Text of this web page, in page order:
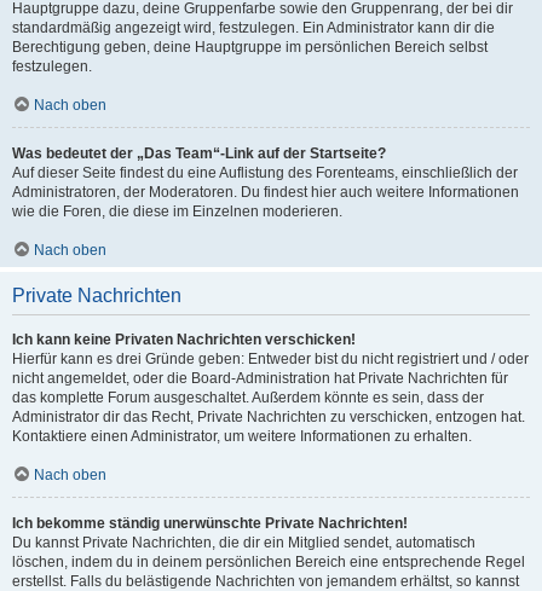
Hauptgruppe dazu, deine Gruppenfarbe sowie den Gruppenrang, der bei dir
standardmäßig angezeigt wird, festzulegen. Ein Administrator kann dir die
Berechtigung geben, deine Hauptgruppe im persönlichen Bereich selbst
festzulegen.
Nach oben
Was bedeutet der „Das Team“-Link auf der Startseite?
Auf dieser Seite findest du eine Auflistung des Forenteams, einschließlich der
Administratoren, der Moderatoren. Du findest hier auch weitere Informationen
wie die Foren, die diese im Einzelnen moderieren.
Nach oben
Private Nachrichten
Ich kann keine Privaten Nachrichten verschicken!
Hierfür kann es drei Gründe geben: Entweder bist du nicht registriert und / oder
nicht angemeldet, oder die Board-Administration hat Private Nachrichten für
das komplette Forum ausgeschaltet. Außerdem könnte es sein, dass der
Administrator dir das Recht, Private Nachrichten zu verschicken, entzogen hat.
Kontaktiere einen Administrator, um weitere Informationen zu erhalten.
Nach oben
Ich bekomme ständig unerwünschte Private Nachrichten!
Du kannst Private Nachrichten, die dir ein Mitglied sendet, automatisch
löschen, indem du in deinem persönlichen Bereich eine entsprechende Regel
erstellst. Falls du belästigende Nachrichten von jemandem erhältst, so kannst